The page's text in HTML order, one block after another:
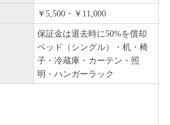
￥5,500・￥11,000
保証金は退去時に50%を償却
ベッド（シングル）・机・椅
子・冷蔵庫・カーテン・照
明・ハンガーラック